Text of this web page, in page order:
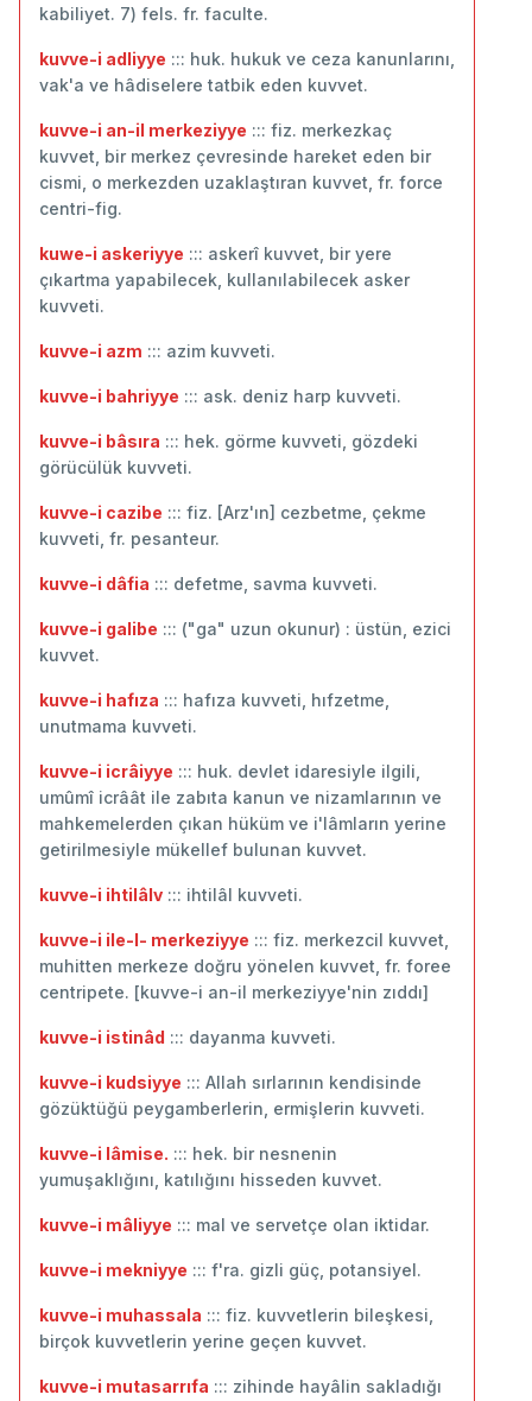
kabiliyet. 7) fels. fr. faculte.
kuvve-i adliyye ::: huk. hukuk ve ceza kanunlarını,
vak'a ve hâdiselere tatbik eden kuvvet.
kuvve-i an-il merkeziyye ::: fiz. merkezkaç
kuvvet, bir merkez çevresinde hareket eden bir
cismi, o merkezden uzaklaştıran kuvvet, fr. force
centri-fig.
kuwe-i askeriyye ::: askerî kuvvet, bir yere
çıkartma yapabilecek, kullanılabilecek asker
kuvveti.
kuvve-i azm ::: azim kuvveti.
kuvve-i bahriyye ::: ask. deniz harp kuvveti.
kuvve-i bâsıra ::: hek. görme kuvveti, gözdeki
görücülük kuvveti.
kuvve-i cazibe ::: fiz. [Arz'ın] cezbetme, çekme
kuvveti, fr. pesanteur.
kuvve-i dâfia ::: defetme, savma kuvveti.
kuvve-i galibe ::: ("ga" uzun okunur) : üstün, ezici
kuvvet.
kuvve-i hafıza ::: hafıza kuvveti, hıfzetme,
unutmama kuvveti.
kuvve-i icrâiyye ::: huk. devlet idaresiyle ilgili,
umûmî icrâât ile zabıta kanun ve nizamlarının ve
mahkemelerden çıkan hüküm ve i'lâmların yerine
getirilmesiyle mükellef bulunan kuvvet.
kuvve-i ihtilâlv ::: ihtilâl kuvveti.
kuvve-i ile-l- merkeziyye ::: fiz. merkezcil kuvvet,
muhitten merkeze doğru yönelen kuvvet, fr. foree
centripete. [kuvve-i an-il merkeziyye'nin zıddı]
kuvve-i istinâd ::: dayanma kuvveti.
kuvve-i kudsiyye ::: Allah sırlarının kendisinde
gözüktüğü peygamberlerin, ermişlerin kuvveti.
kuvve-i lâmise. ::: hek. bir nesnenin
yumuşaklığını, katılığını hisseden kuvvet.
kuvve-i mâliyye ::: mal ve servetçe olan iktidar.
kuvve-i mekniyye ::: f'ra. gizli güç, potansiyel.
kuvve-i muhassala ::: fiz. kuvvetlerin bileşkesi,
birçok kuvvetlerin yerine geçen kuvvet.
kuvve-i mutasarrıfa ::: zihinde hayâlin sakladığı